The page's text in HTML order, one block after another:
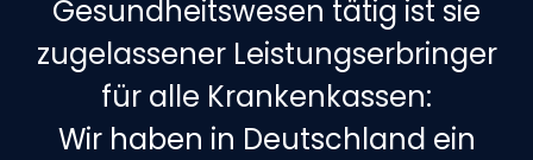
Gesundheitswesen tätig ist sie
zugelassener Leistungserbringer
für alle Krankenkassen:
Wir haben in Deutschland ein